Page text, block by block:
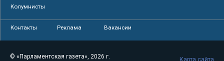
Колумнисты
Контакты Реклама Вакансии
© «Парламентская газета», 2026 г.
Карта сайта